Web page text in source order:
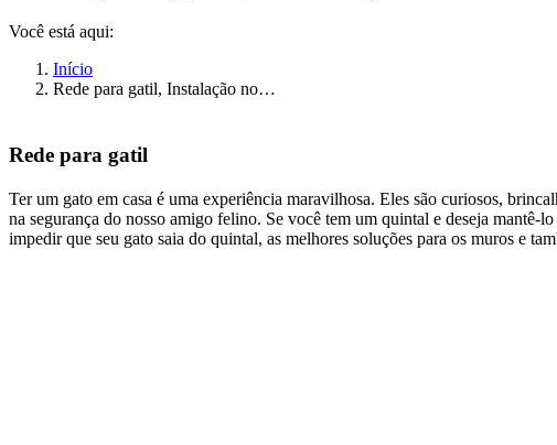
Você está aqui:
Início
Rede para gatil, Instalação no…
Rede para gatil
Ter um gato em casa é uma experiência maravilhosa. Eles são curiosos,
na segurança do nosso amigo felino. Se você tem um quintal e deseja mantê-
impedir que seu gato saia do quintal, as melhores soluções para os muros e